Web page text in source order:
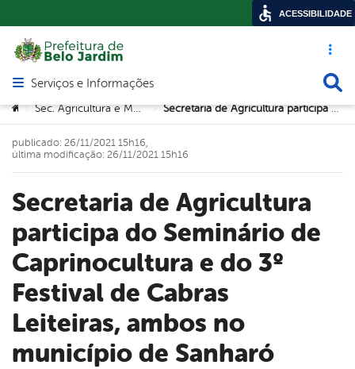
Acesso
Abrir menu principal de navegação
Serviços e Informações
Você está aqui:
> Sec. Agricultura e Meio Ambiente > Secretaria de Agricultura participa do Seminário de Caprinocultura e do 3º Festival de Cabras Leiteiras, ambos no município de Sanharó
Secretaria de Agricultura
participa do Seminário de
Caprinocultura e do 3º
Festival de Cabras
Leiteiras, ambos no
município de Sanharó
publicado: 26/11/2021 15h16,
última modificação: 26/11/2021 15h16
ACESSIBILIDADE